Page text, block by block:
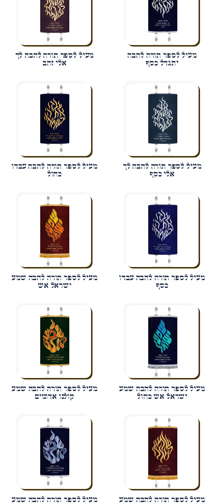
מעיל לספר תורה להבה
יתגדל כסף
מעיל לספר תורה להבה לך
אלי זהב
מעיל לספר תורה להבה לך
אלי כסף
מעיל לספר תורה להבה עבדו
כחול
מעיל לספר תורה להבה עבדו
כסף
מעיל לספר תורה להבה שמע
ישראל אש
מעיל לספר תורה להבה שמע
ישראל אש כחול
מעיל לספר תורה להבה שמע
קולנו אדומים
מעיל לספר תורה להבה שמע מעיל לספר תורה להבה שמע